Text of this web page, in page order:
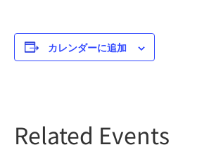
カレンダーに追加
Related Events